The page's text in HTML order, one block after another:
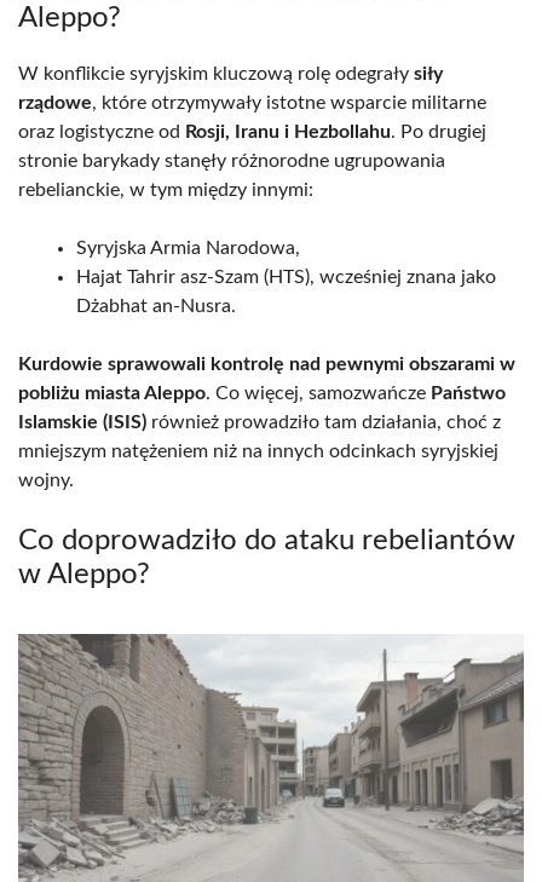
Aleppo?
W konflikcie syryjskim kluczową rolę odegrały siły
rządowe, które otrzymywały istotne wsparcie militarne
oraz logistyczne od Rosji, Iranu i Hezbollahu. Po drugiej
stronie barykady stanęły różnorodne ugrupowania
rebelianckie, w tym między innymi:
Syryjska Armia Narodowa,
Hajat Tahrir asz-Szam (HTS), wcześniej znana jako
Dżabhat an-Nusra.
Kurdowie sprawowali kontrolę nad pewnymi obszarami w
pobliżu miasta Aleppo. Co więcej, samozwańcze Państwo
Islamskie (ISIS) również prowadziło tam działania, choć z
mniejszym natężeniem niż na innych odcinkach syryjskiej
wojny.
Co doprowadziło do ataku rebeliantów
w Aleppo?